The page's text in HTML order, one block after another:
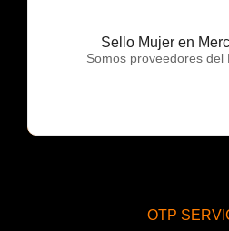
Sello Mujer en
Somos proveedores del
OTP
OTP